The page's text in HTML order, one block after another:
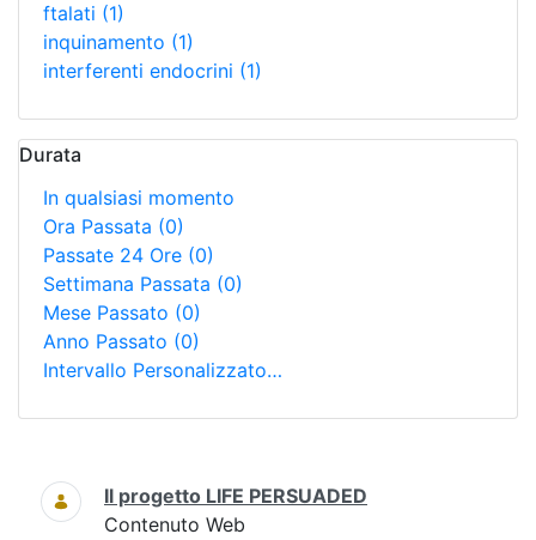
ftalati (1)
inquinamento (1)
interferenti endocrini (1)
Durata
In qualsiasi momento
Ora Passata (0)
Passate 24 Ore (0)
Settimana Passata (0)
Mese Passato (0)
Anno Passato (0)
Intervallo Personalizzato…
Ricerca
Il progetto LIFE PERSUADED
Contenuto Web